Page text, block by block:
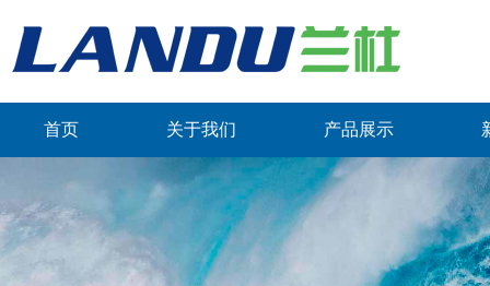
首页 关于我们 产品展示
联系我们